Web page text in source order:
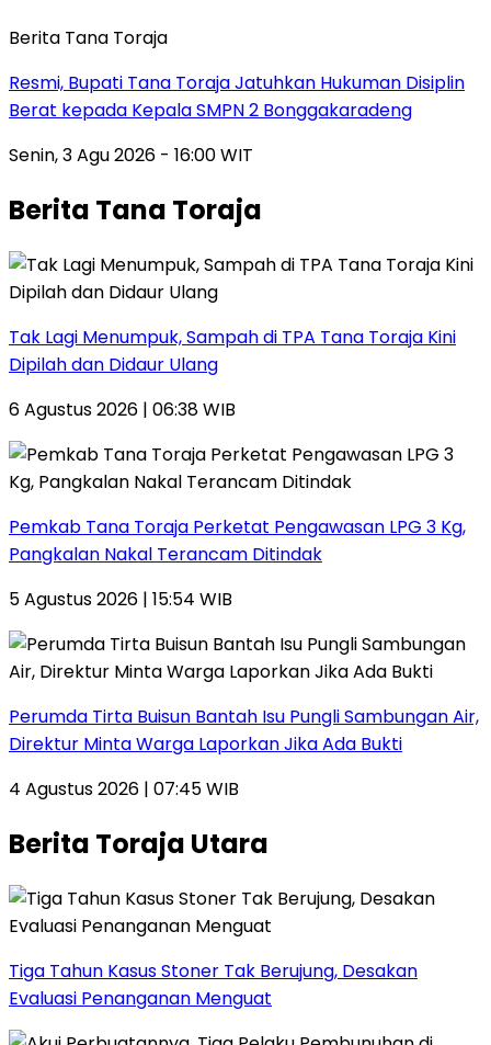
Berita Tana Toraja
Resmi, Bupati Tana Toraja Jatuhkan Hukuman Disiplin
Berat kepada Kepala SMPN 2 Bonggakaradeng
Senin, 3 Agu 2026 - 16:00 WIT
Berita Tana Toraja
Tak Lagi Menumpuk, Sampah di TPA Tana Toraja Kini
Dipilah dan Didaur Ulang
6 Agustus 2026 | 06:38 WIB
Pemkab Tana Toraja Perketat Pengawasan LPG 3 Kg,
Pangkalan Nakal Terancam Ditindak
5 Agustus 2026 | 15:54 WIB
Perumda Tirta Buisun Bantah Isu Pungli Sambungan Air,
Direktur Minta Warga Laporkan Jika Ada Bukti
4 Agustus 2026 | 07:45 WIB
Berita Toraja Utara
Tiga Tahun Kasus Stoner Tak Berujung, Desakan
Evaluasi Penanganan Menguat